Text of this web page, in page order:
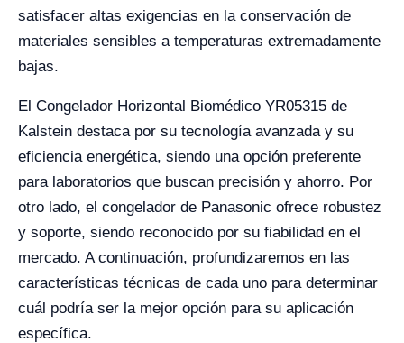
satisfacer altas exigencias en la conservación de
materiales sensibles a temperaturas extremadamente
bajas.
El Congelador Horizontal Biomédico YR05315 de
Kalstein destaca por su tecnología avanzada y su
eficiencia energética, siendo una opción preferente
para laboratorios que buscan precisión y ahorro. Por
otro lado, el congelador de Panasonic ofrece robustez
y soporte, siendo reconocido por su fiabilidad en el
mercado. A continuación, profundizaremos en las
características técnicas de cada uno para determinar
cuál podría ser la mejor opción para su aplicación
específica.